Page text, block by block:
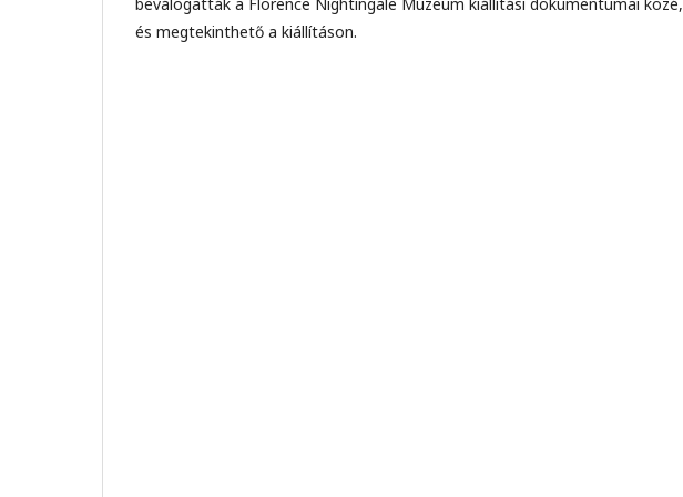
és megtekinthető a kiállításon.